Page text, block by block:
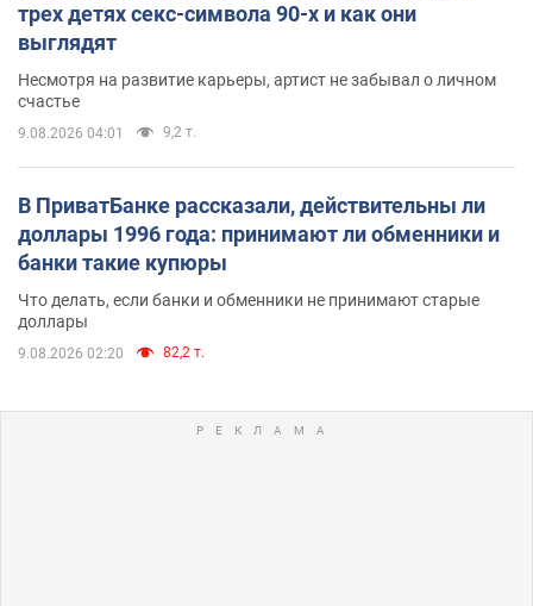
трех детях секс-символа 90-х и как они
выглядят
Несмотря на развитие карьеры, артист не забывал о личном
счастье
9.08.2026 04:01 9,2 т.
В ПриватБанке рассказали, действительны ли
доллары 1996 года: принимают ли обменники и
банки такие купюры
Что делать, если банки и обменники не принимают старые
доллары
9.08.2026 02:20 82,2 т.